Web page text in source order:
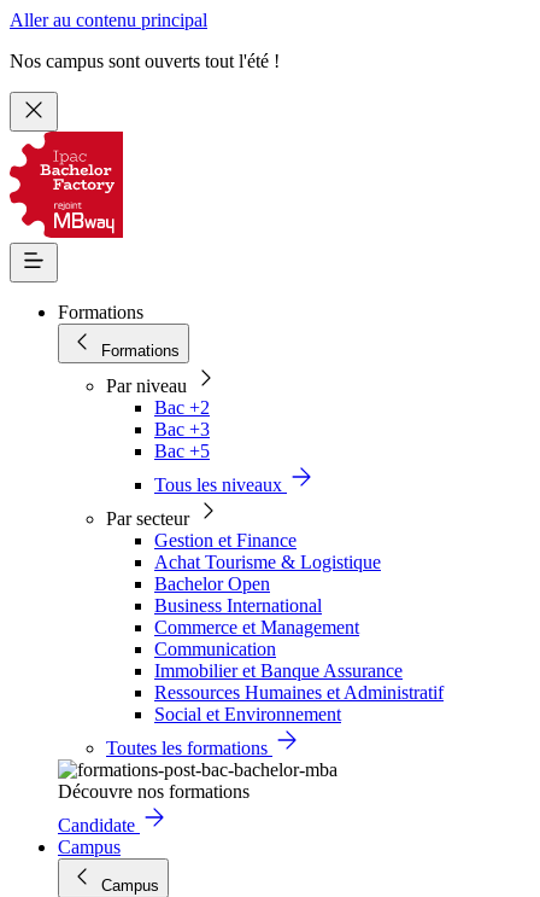
Aller au contenu principal
Nos campus sont ouverts tout l'été !
Formations
Formations
Par niveau
Bac +2
Bac +3
Bac +5
Tous les niveaux
Par secteur
Gestion et Finance
Achat Tourisme & Logistique
Bachelor Open
Business International
Commerce et Management
Communication
Immobilier et Banque Assurance
Ressources Humaines et Administratif
Social et Environnement
Toutes les formations
Découvre nos formations
Candidate
Campus
Campus